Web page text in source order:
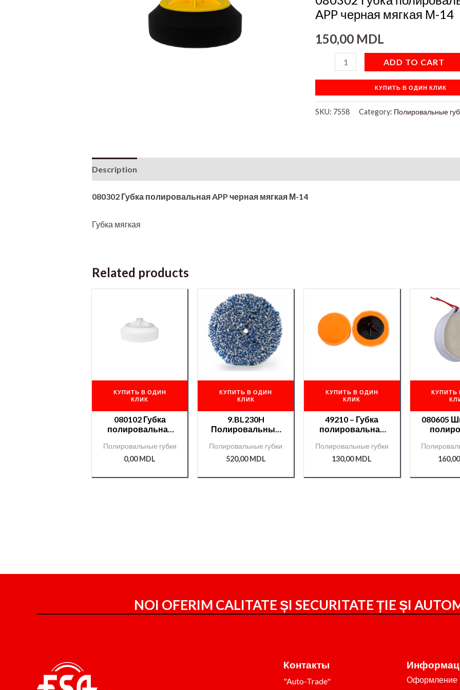
APP черная мягкая М-14
150,00 MDL
М-14
ADD TO CART
КУПИТЬ В ОДИН КЛИК
SKU: 7558 Category: Полировальные
Description
080302 Губка полировальная APP черная мягкая М-14
Губка мягкая
Related products
КУПИТЬ В ОДИН
КЛИК
080102 Губка
полировальная
тверд.М-14
Полировальные губки
0,00MDL
КУПИТЬ В ОДИН
КЛИК
9.BL230H
Полировальный
165mm
Полировальные губки
520,00MDL
КУПИТЬ В ОДИН
КЛИК
49210 – Губка
полировальная
роз.-оранж.
Полировальные губки
130,00MDL
КУПИТЬ
080605
NOI OFERIM CALITATE ȘI SECURITATE ȚIE ȘI
Контакты
"Auto-Trade" Оформление